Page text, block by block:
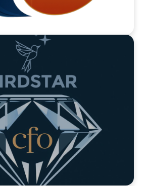
Integration
る、実践的・国際的学びのかたち